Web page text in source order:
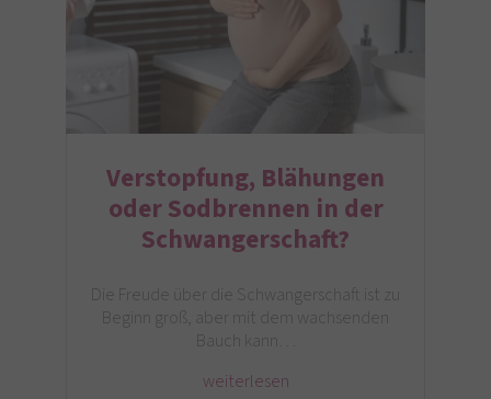
Verstopfung, Blähungen
oder Sodbrennen in der
Schwangerschaft?
Die Freude über die Schwangerschaft ist zu
Beginn groß, aber mit dem wachsenden
Bauch kann…
weiterlesen